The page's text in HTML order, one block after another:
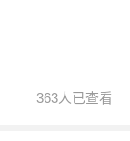
363人已查看